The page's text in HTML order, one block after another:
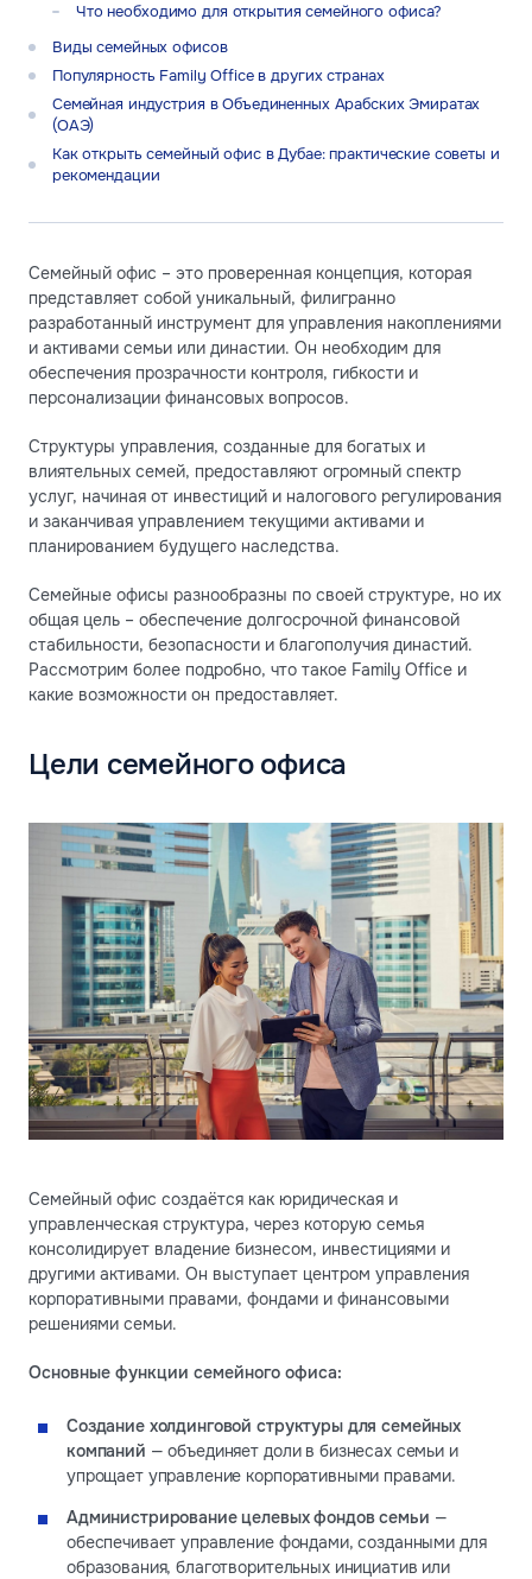
Что необходимо для открытия семейного офиса?
Виды семейных офисов
Популярность Family Office в других странах
Семейная индустрия в Объединенных Арабских Эмиратах
(ОАЭ)
Как открыть семейный офис в Дубае: практические советы и
рекомендации
Семейный офис – это проверенная концепция, которая
представляет собой уникальный, филигранно
разработанный инструмент для управления накоплениями
и активами семьи или династии. Он необходим для
обеспечения прозрачности контроля, гибкости и
персонализации финансовых вопросов.
Структуры управления, созданные для богатых и
влиятельных семей, предоставляют огромный спектр
услуг, начиная от инвестиций и налогового регулирования
и заканчивая управлением текущими активами и
планированием будущего наследства.
Семейные офисы разнообразны по своей структуре, но их
общая цель – обеспечение долгосрочной финансовой
стабильности, безопасности и благополучия династий.
Рассмотрим более подробно, что такое Family Office и
какие возможности он предоставляет.
Цели семейного офиса
Семейный офис создаётся как юридическая и
управленческая структура, через которую семья
консолидирует владение бизнесом, инвестициями и
другими активами. Он выступает центром управления
корпоративными правами, фондами и финансовыми
решениями семьи.
Основные функции семейного офиса:
Создание холдинговой структуры для семейных
компаний — объединяет доли в бизнесах семьи и
упрощает управление корпоративными правами.
Администрирование целевых фондов семьи —
обеспечивает управление фондами, созданными для
образования, благотворительных инициатив или